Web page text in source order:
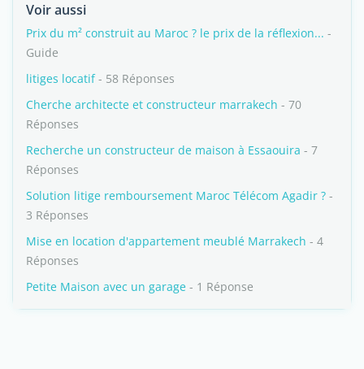
Voir aussi
Prix du m² construit au Maroc ? le prix de la réflexion... -
Guide
litiges locatif- 58 Réponses
Cherche architecte et constructeur marrakech - 70
Réponses
Recherche un constructeur de maison à Essaouira - 7
Réponses
Solution litige remboursement Maroc Télécom Agadir ? -
3 Réponses
Mise en location d'appartement meublé Marrakech - 4
Réponses
Petite Maison avec un garage - 1 Réponse